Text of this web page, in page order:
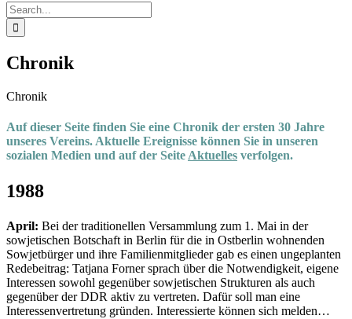
Search
for:
Chronik
Chronik
Auf dieser Seite finden Sie eine Chronik der ersten 30 Jahre
unseres Vereins. Aktuelle Ereignisse können Sie in unseren
sozialen Medien und auf der Seite Aktuelles verfolgen.
1988
April: Bei der traditionellen Versammlung zum 1. Mai in der
sowjetischen Botschaft in Berlin für die in Ostberlin wohnenden
Sowjetbürger und ihre Familienmitglieder gab es einen ungeplanten
Redebeitrag: Tatjana Forner sprach über die Notwendigkeit, eigene
Interessen sowohl gegenüber sowjetischen Strukturen als auch
gegenüber der DDR aktiv zu vertreten. Dafür soll man eine
Interessenvertretung gründen. Interessierte können sich melden…